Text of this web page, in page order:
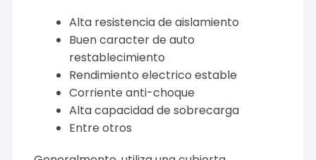
Alta resistencia de aislamiento
Buen caracter de auto
restablecimiento
Rendimiento electrico estable
Corriente anti-choque
Alta capacidad de sobrecarga
Entre otros